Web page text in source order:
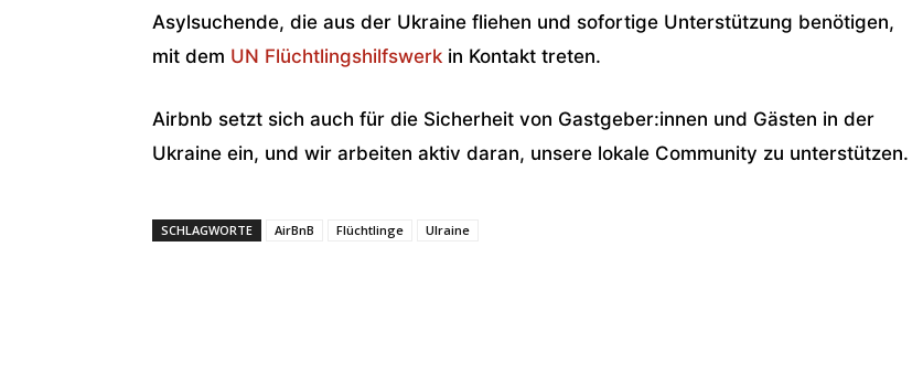
Asylsuchende, die aus der Ukraine fliehen und sofortige Unterstützung benötigen,
mit dem UN Flüchtlingshilfswerk in Kontakt treten.
Airbnb setzt sich auch für die Sicherheit von Gastgeber:innen und Gästen in der
Ukraine ein, und wir arbeiten aktiv daran, unsere lokale Community zu unterstützen.
SCHLAGWORTE AirBnB Flüchtlinge Ulraine